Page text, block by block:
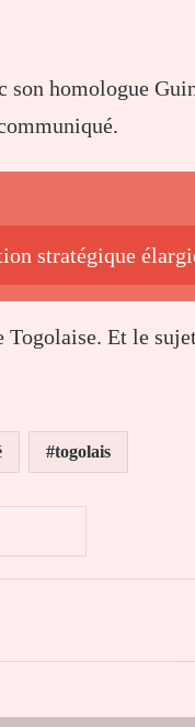
son homologue
stratégique
Togolaise. Et le
togolais